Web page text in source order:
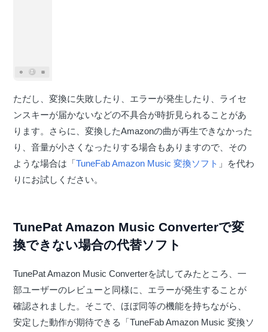
ただし、変換に失敗したり、エラーが発生したり、ライセ
ンスキーが届かないなどの不具合が時折見られることがあ
ります。さらに、変換したAmazonの曲が再生できなかった
り、音量が小さくなったりする場合もありますので、その
ような場合は「TuneFab Amazon Music 変換ソフト 」を代わ
りにお試しください。
TunePat Amazon Music Converterで変
換できない場合の代替ソフト
TunePat Amazon Music Converterを試してみたところ、一
部ユーザーのレビューと同様に、エラーが発生することが
確認されました。そこで、ほぼ同等の機能を持ちながら、
安定した動作が期待できる「TuneFab Amazon Music 変換ソ